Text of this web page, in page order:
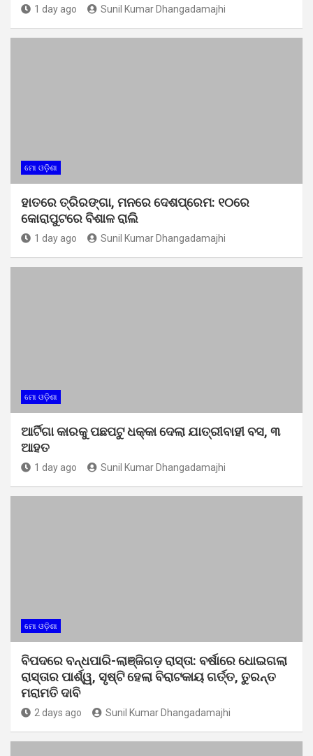
1 day ago Sunil Kumar Dhangadamajhi
ମୋ ଓଡ଼ିଶା
ହାତରେ ତ୍ରିରଙ୍ଗା, ମନରେ ଦେଶପ୍ରେମ: ୧୦ରେ
କୋରାପୁଟରେ ବିଶାଳ ରାଲି
1 day ago Sunil Kumar Dhangadamajhi
ମୋ ଓଡ଼ିଶା
ଆର୍ଟିଗା କାରକୁ ପଛପଟୁ ଧକ୍କା ଦେଲା ଯାତ୍ରୀବାହୀ ବସ, ୩
ଆହତ
1 day ago Sunil Kumar Dhangadamajhi
ମୋ ଓଡ଼ିଶା
ବିପଦରେ ବନ୍ଧପାରି-ଲାଞ୍ଜିଗଡ଼ ରାସ୍ତା: ବର୍ଷାରେ ଧୋଇଗଲା
ରାସ୍ତାର ପାର୍ଶ୍ୱ, ସୃଷ୍ଟି ହେଲା ବିରାଟକାୟ ଗର୍ତ୍ତ, ତୁରନ୍ତ
ମରାମତି ଦାବି
2 days ago Sunil Kumar Dhangadamajhi